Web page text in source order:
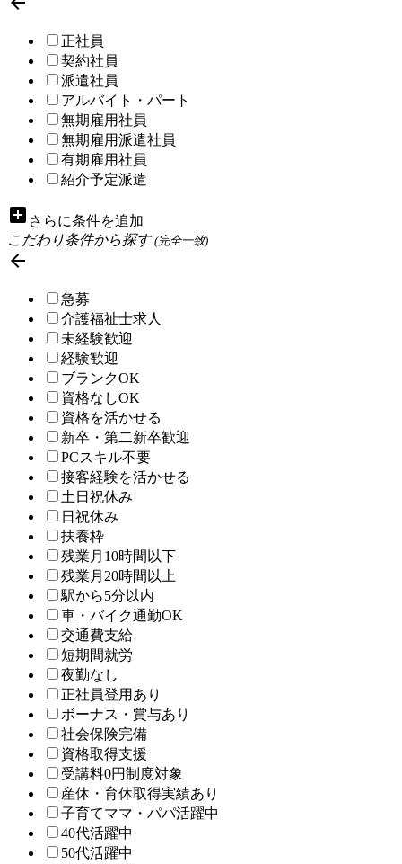
正社員
契約社員
派遣社員
アルバイト・パート
無期雇用社員
無期雇用派遣社員
有期雇用社員
紹介予定派遣
add_box さらに条件を追加
こだわり条件から探す(完全一致)

急募
介護福祉士求人
未経験歓迎
経験歓迎
ブランクOK
資格なしOK
資格を活かせる
新卒・第二新卒歓迎
PCスキル不要
接客経験を活かせる
土日祝休み
日祝休み
扶養枠
残業月10時間以下
残業月20時間以上
駅から5分以内
車・バイク通勤OK
交通費支給
短期間就労
夜勤なし
正社員登用あり
ボーナス・賞与あり
社会保険完備
資格取得支援
受講料0円制度対象
産休・育休取得実績あり
子育てママ・パパ活躍中
40代活躍中
50代活躍中